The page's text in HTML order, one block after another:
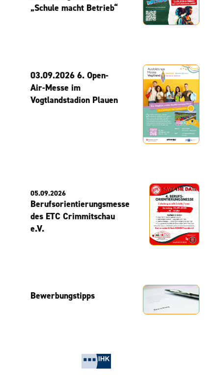
„Schule macht Betrieb“
03.09.2026 6. Open-
Air-Messe im
Vogtlandstadion Plauen
05.09.2026
Berufsorientierungsmesse
des ETC Crimmitschau
e.V.
Bewerbungstipps